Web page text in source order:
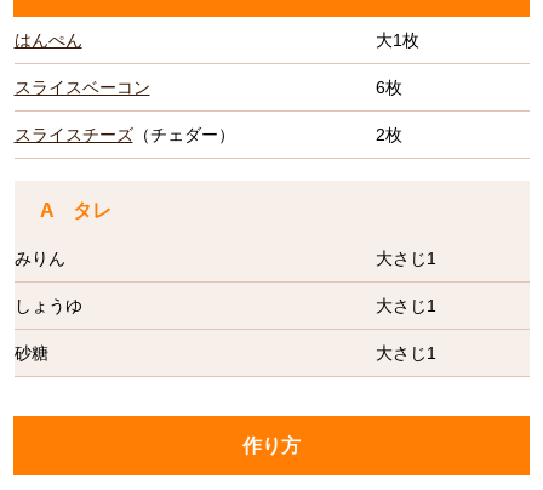
はんぺん 大1枚
スライスベーコン 6枚
スライスチーズ（チェダー） 2枚
A タレ
みりん 大さじ1
しょうゆ 大さじ1
砂糖 大さじ1
作り方